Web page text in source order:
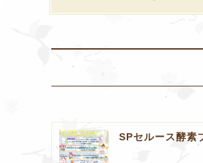
SPセルース酵素